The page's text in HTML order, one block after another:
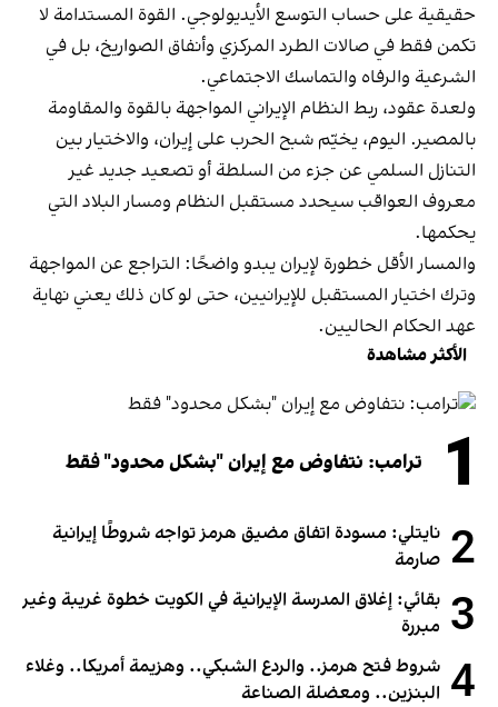
حقيقية على حساب التوسع الأيديولوجي. القوة المستدامة لا
تكمن فقط في صالات الطرد المركزي وأنفاق الصواريخ، بل في
الشرعية والرفاه والتماسك الاجتماعي.
ولعدة عقود، ربط النظام الإيراني المواجهة بالقوة والمقاومة
بالمصير. اليوم، يخيّم شبح الحرب على إيران، والاختيار بين
التنازل السلمي عن جزء من السلطة أو تصعيد جديد غير
معروف العواقب سيحدد مستقبل النظام ومسار البلاد التي
يحكمها.
والمسار الأقل خطورة لإيران يبدو واضحًا: التراجع عن المواجهة
وترك اختيار المستقبل للإيرانيين، حتى لو كان ذلك يعني نهاية
عهد الحكام الحاليين.
الأكثر مشاهدة
1 ترامب: نتفاوض مع إيران "بشكل محدود" فقط
2 نايتلي: مسودة اتفاق مضيق هرمز تواجه شروطًا إيرانية
صارمة
3 بقائي: إغلاق المدرسة الإيرانية في الكويت خطوة غريبة وغير
مبررة
4 شروط فتح هرمز.. والردع الشبكي.. وهزيمة أمريكا.. وغلاء
البنزين.. ومعضلة الصناعة